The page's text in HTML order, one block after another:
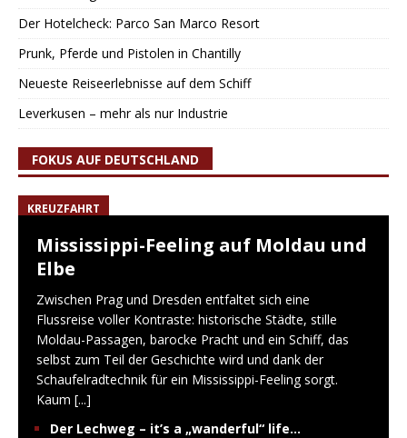
Der Hotelcheck: Parco San Marco Resort
Prunk, Pferde und Pistolen in Chantilly
Neueste Reiseerlebnisse auf dem Schiff
Leverkusen – mehr als nur Industrie
FOKUS AUF DEUTSCHLAND
KREUZFAHRT
Mississippi-Feeling auf Moldau und
Elbe
Zwischen Prag und Dresden entfaltet sich eine
Flussreise voller Kontraste: historische Städte, stille
Moldau-Passagen, barocke Pracht und ein Schiff, das
selbst zum Teil der Geschichte wird und dank der
Schaufelradtechnik für ein Mississippi-Feeling sorgt.
Kaum [...]
Der Lechweg – it’s a „wanderful“ life…